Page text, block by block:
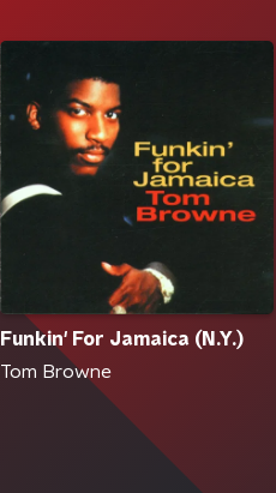
Funkin' For Jamaica (N.Y.)
Tom Browne